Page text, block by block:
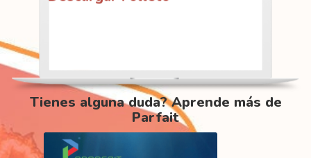
Tienes alguna duda? Aprende más de
Parfait